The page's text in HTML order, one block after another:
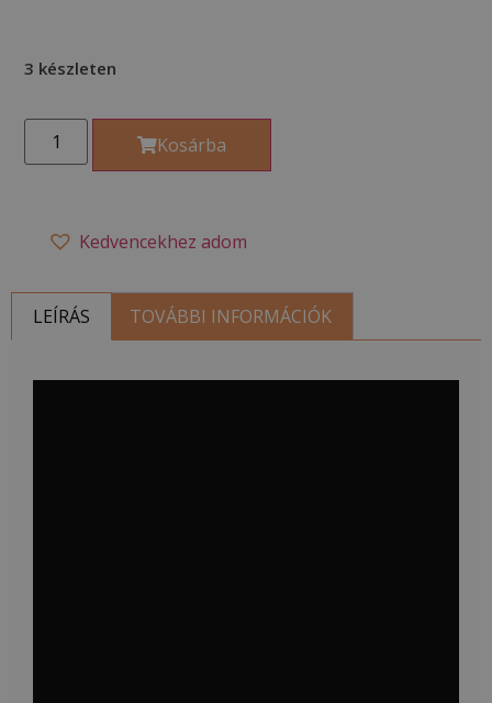
3 készleten
Kosárba
Kedvencekhez adom
LEÍRÁS TOVÁBBI INFORMÁCIÓK